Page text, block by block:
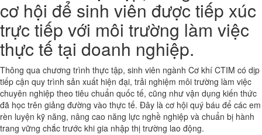
cơ hội để sinh viên được tiếp xúc
trực tiếp với môi trường làm việc
thực tế tại doanh nghiệp.
Thông qua chương trình thực tập, sinh viên ngành Cơ khí CTIM có dịp
tiếp cận quy trình sản xuất hiện đại, trải nghiệm môi trường làm việc
chuyên nghiệp theo tiêu chuẩn quốc tế, cũng như vận dụng kiến thức
đã học trên giảng đường vào thực tế. Đây là cơ hội quý báu để các em
rèn luyện kỹ năng, nâng cao năng lực nghề nghiệp và chuẩn bị hành
trang vững chắc trước khi gia nhập thị trường lao động.